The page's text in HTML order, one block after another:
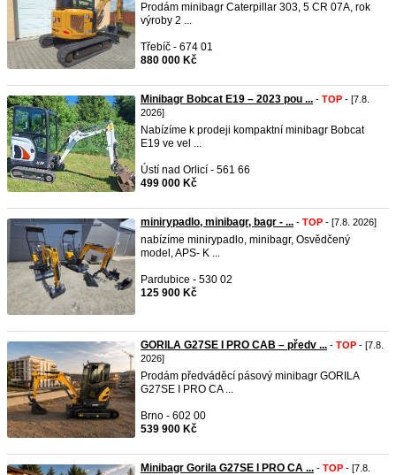
Prodám minibagr Caterpillar 303, 5 CR 07A, rok
výroby 2 ...
Třebíč - 674 01
880 000 Kč
Minibagr Bobcat E19 – 2023 pou ... - TOP - [7.8.
2026]
Nabízíme k prodeji kompaktní minibagr Bobcat
E19 ve vel ...
Ústí nad Orlicí - 561 66
499 000 Kč
minirypadlo, minibagr, bagr - ... - TOP - [7.8. 2026]
nabízíme minirypadlo, minibagr, Osvědčený
model, APS- K ...
Pardubice - 530 02
125 900 Kč
GORILA G27SE I PRO CAB – předv ... - TOP - [7.8.
2026]
Prodám předváděcí pásový minibagr GORILA
G27SE I PRO CA ...
Brno - 602 00
539 900 Kč
Minibagr Gorila G27SE I PRO CA ... - TOP - [7.8.